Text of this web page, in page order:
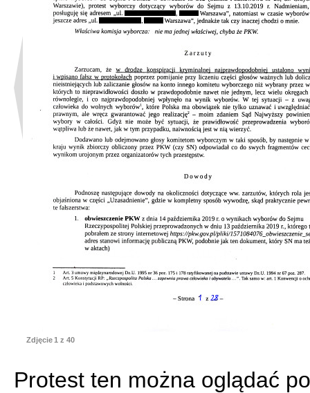
Zdjęcie1 z 40
Protest ten można oglądać